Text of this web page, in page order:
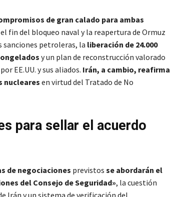
de gran calado para ambas
fin del bloqueo naval y la reapertura de Ormuz
sanciones petroleras, la liberación de 24.000
y un plan de reconstrucción valorado
EE.UU. y sus aliados. Irán, a cambio, reafirma
nucleares en virtud del Tratado de No
para sellar el acuerdo
de negociaciones previstos se abordarán el
del Consejo de Seguridad», la cuestión